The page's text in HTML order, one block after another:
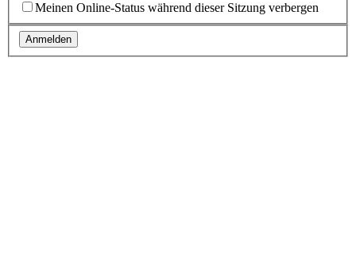
Meinen Online-Status während dieser Sitzung verbergen